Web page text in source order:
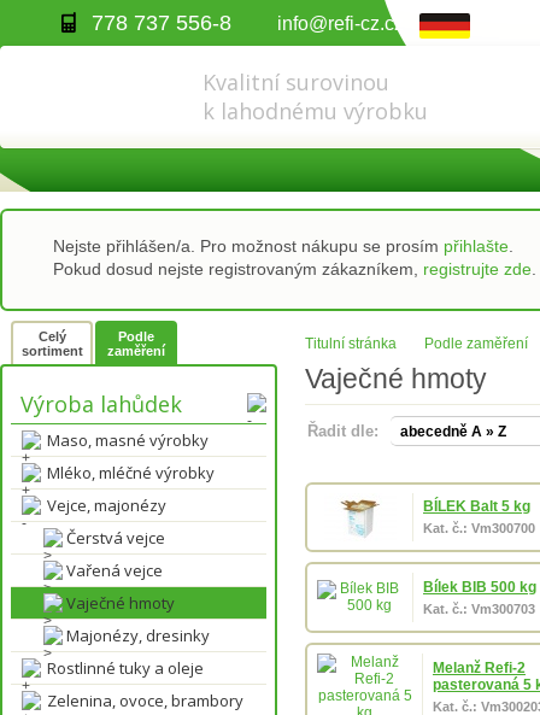
Kvalitní surovinou
k lahodnému výrobku
Nejste přihlášen/a. Pro možnost nákupu se prosím přihlašte
Pokud dosud nejste registrovaným zákazníkem, registrujte zde
Titulní stránka Podle zaměření
Vaječné hmoty
Řadit dle:
BÍLEK Balt 5 kg
Kat. č.: Vm300700
Bílek BIB 500 kg
Kat. č.: Vm300703
Melanž Refi-2
pasterovaná 5
Kat. č.:
Celý
sortiment
Podle
zaměření
Výroba lahůdek
Maso, masné výrobky
Mléko, mléčné výrobky
Vejce, majonézy
Čerstvá vejce
Vařená vejce
Vaječné hmoty
Majonézy, dresinky
Rostlinné tuky a oleje
Zelenina, ovoce, brambory
778 737 556-8 info@refi-cz.cz